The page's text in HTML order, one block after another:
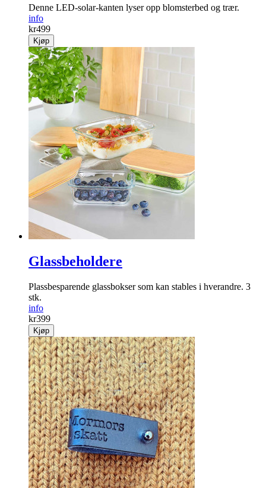
Denne LED-solar-kanten lyser opp blomster­bed og trær.
info
kr499
Kjøp
Glassbeholdere
Plassbesparende glassbokser som kan stables i ­hverandre. 3
stk.
info
kr399
Kjøp